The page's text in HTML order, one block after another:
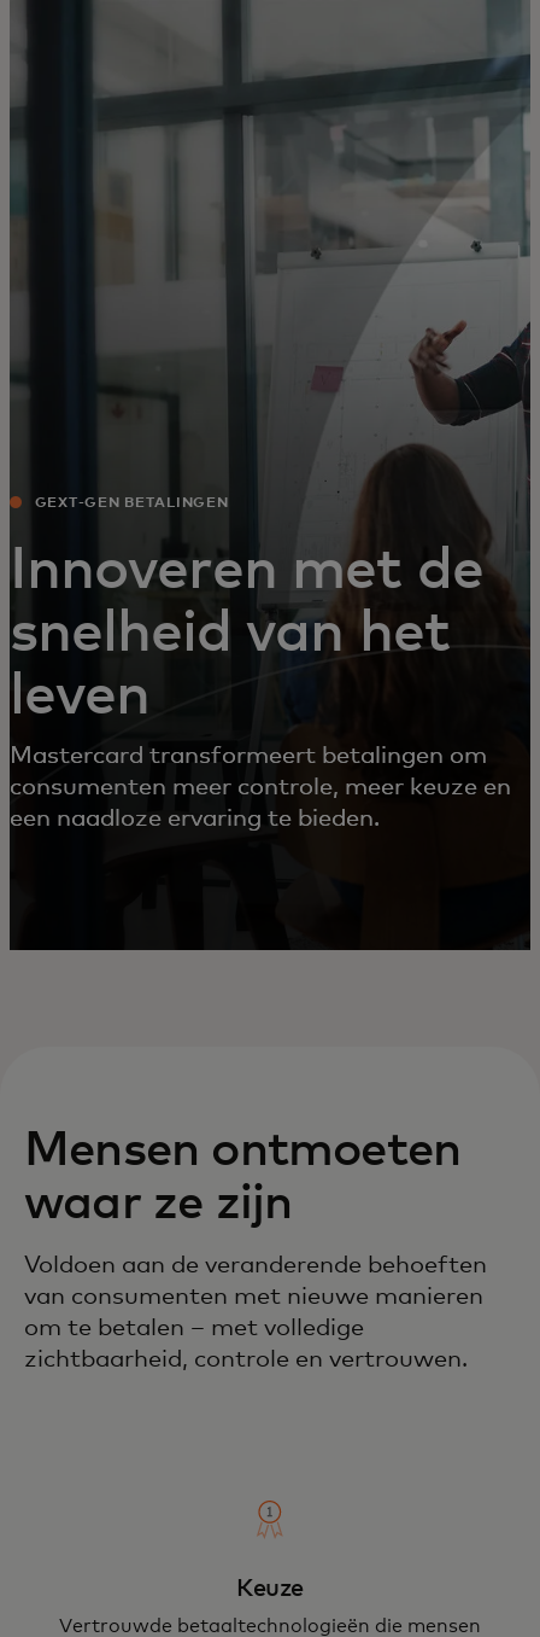
Voor vernieuwers
GEXT-GEN BETALINGEN
Innoveren met de
snelheid van het
leven
Mastercard transformeert betalingen om
consumenten meer controle, meer keuze en
een naadloze ervaring te bieden.
Mensen ontmoeten
waar ze zijn
Voldoen aan de veranderende behoeften
van consumenten met nieuwe manieren
om te betalen – met volledige
zichtbaarheid, controle en vertrouwen.
Keuze
Vertrouwde betaaltechnologieën die mensen